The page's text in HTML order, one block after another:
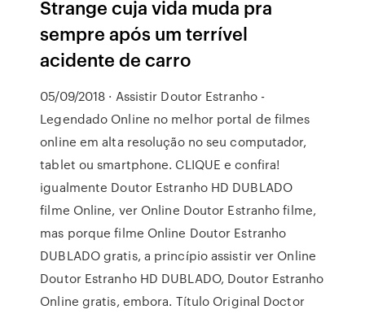
Strange cuja vida muda pra
sempre após um terrível
acidente de carro
05/09/2018 · Assistir Doutor Estranho -
Legendado Online no melhor portal de filmes
online em alta resolução no seu computador,
tablet ou smartphone. CLIQUE e confira!
igualmente Doutor Estranho HD DUBLADO
filme Online, ver Online Doutor Estranho filme,
mas porque filme Online Doutor Estranho
DUBLADO gratis, a princípio assistir ver Online
Doutor Estranho HD DUBLADO, Doutor Estranho
Online gratis, embora. Título Original Doctor